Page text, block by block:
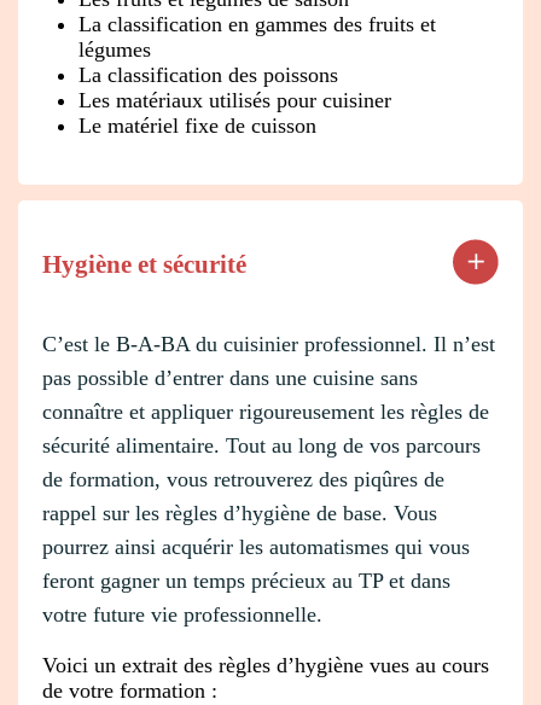
La classification en gammes des fruits et
légumes
La classification des poissons
Les matériaux utilisés pour cuisiner
Le matériel fixe de cuisson
Hygiène et sécurité
C’est le B-A-BA du cuisinier professionnel. Il n’est
pas possible d’entrer dans une cuisine sans
connaître et appliquer rigoureusement les règles de
sécurité alimentaire. Tout au long de vos parcours
de formation, vous retrouverez des piqûres de
rappel sur les règles d’hygiène de base. Vous
pourrez ainsi acquérir les automatismes qui vous
feront gagner un temps précieux au TP et dans
votre future vie professionnelle.
Voici un extrait des règles d’hygiène vues au cours
de votre formation :